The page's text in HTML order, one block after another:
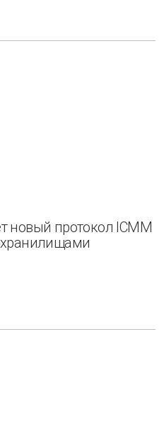
новый протокол ICMM